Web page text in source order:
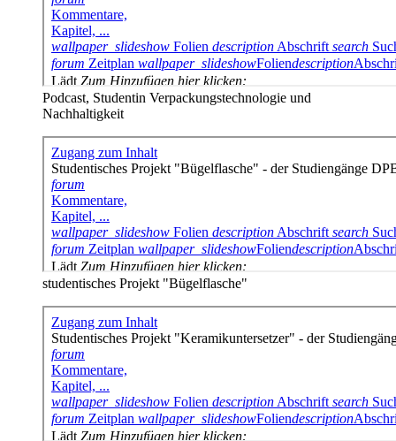
Podcast, Studentin Verpackungstechnologie und
Nachhaltigkeit
studentisches Projekt "Bügelflasche"